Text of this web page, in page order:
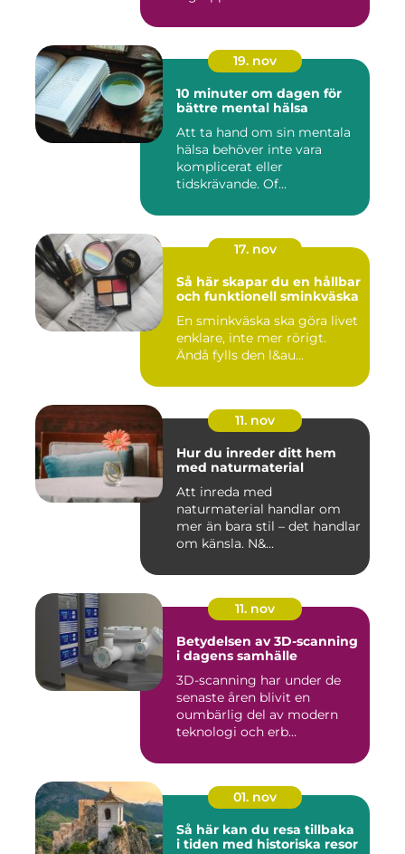
19. nov
10 minuter om dagen för
bättre mental hälsa
Att ta hand om sin mentala
hälsa behöver inte vara
komplicerat eller
tidskrävande. Of...
17. nov
Så här skapar du en hållbar
och funktionell sminkväska
En sminkväska ska göra livet
enklare, inte mer rörigt.
Ändå fylls den l&au...
11. nov
Hur du inreder ditt hem
med naturmaterial
Att inreda med
naturmaterial handlar om
mer än bara stil – det handlar
om känsla. N&...
11. nov
Betydelsen av 3D-scanning
i dagens samhälle
3D-scanning har under de
senaste åren blivit en
oumbärlig del av modern
teknologi och erb...
01. nov
Så här kan du resa tillbaka
i tiden med historiska resor